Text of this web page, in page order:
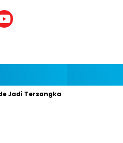
Dugaan Korupsi Rp1,9